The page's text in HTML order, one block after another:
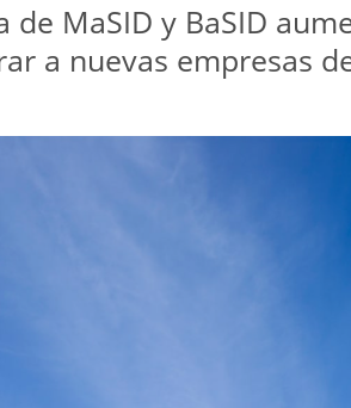
MaSID y BaSID
a nuevas empresas